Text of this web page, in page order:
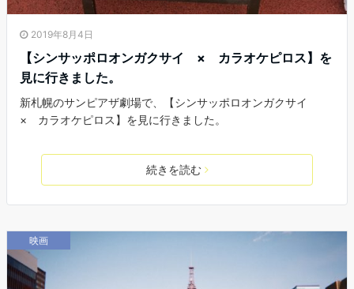
2019年8月4日
【シンサッポロオンガクサイ × カラオケピロス】を
見に行きました。
新札幌のサンピアザ劇場で、【シンサッポロオンガクサイ
× カラオケピロス】を見に行きました。
続きを読む
映画